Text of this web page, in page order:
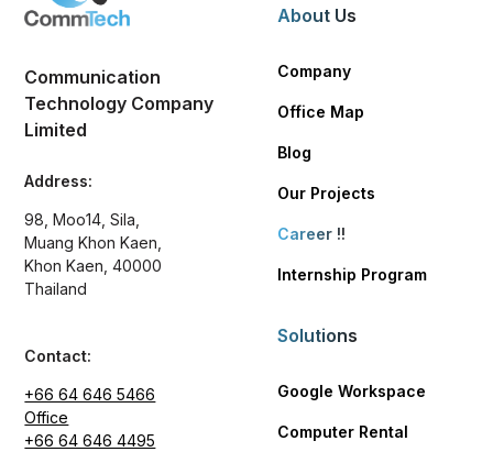
Communication
Technology Company
Limited
Address:
98, Moo14, Sila,
Muang Khon Kaen,
Khon Kaen, 40000
Thailand
Contact:
+66 64 646 5466
Office
+66 64 646 4495
About Us
Company
Office Map
Blog
Our Projects
Career !!
Internship Program
Solutions
Google Workspace
Computer Rental